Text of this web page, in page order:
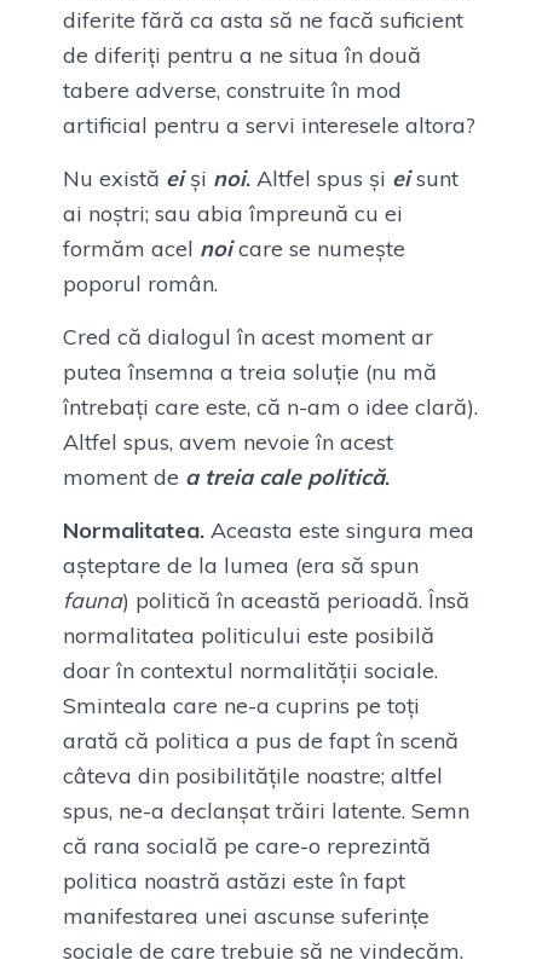
diferite fără ca asta să ne facă suficient
de diferiți pentru a ne situa în două
tabere adverse, construite în mod
artificial pentru a servi interesele altora?
Nu există eiși noi. Altfel spus și eisunt
ai noștri; sau abia împreună cu ei
formăm acel noicare se numește
poporul român.
Cred că dialogul în acest moment ar
putea însemna a treia soluție (nu mă
întrebați care este, că n-am o idee clară).
Altfel spus, avem nevoie în acest
moment de a treia cale politică.
Normalitatea. Aceasta este singura mea
așteptare de la lumea (era să spun
fauna) politică în această perioadă. Însă
normalitatea politicului este posibilă
doar în contextul normalității sociale.
Sminteala care ne-a cuprins pe toți
arată că politica a pus de fapt în scenă
câteva din posibilitățile noastre; altfel
spus, ne-a declanșat trăiri latente. Semn
că rana socială pe care-o reprezintă
politica noastră astăzi este în fapt
manifestarea unei ascunse suferințe
sociale de care trebuie să ne vindecăm.